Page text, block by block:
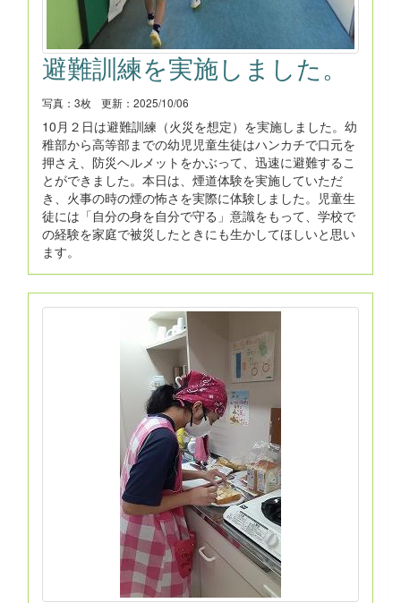
避難訓練を実施しました。
写真：3枚 更新：2025/10/06
10月２日は避難訓練（火災を想定）を実施しました。幼
稚部から高等部までの幼児児童生徒はハンカチで口元を
押さえ、防災ヘルメットをかぶって、迅速に避難するこ
とができました。本日は、煙道体験を実施していただ
き、火事の時の煙の怖さを実際に体験しました。児童生
徒には「自分の身を自分で守る」意識をもって、学校で
の経験を家庭で被災したときにも生かしてほしいと思い
ます。